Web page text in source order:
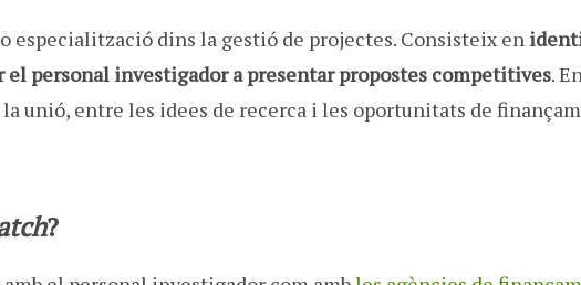
especialització dins la gestió de projectes. Consisteix en
el personal investigador a presentar propostes competitives.
la unió, entre les idees de recerca i les oportunitats de
?